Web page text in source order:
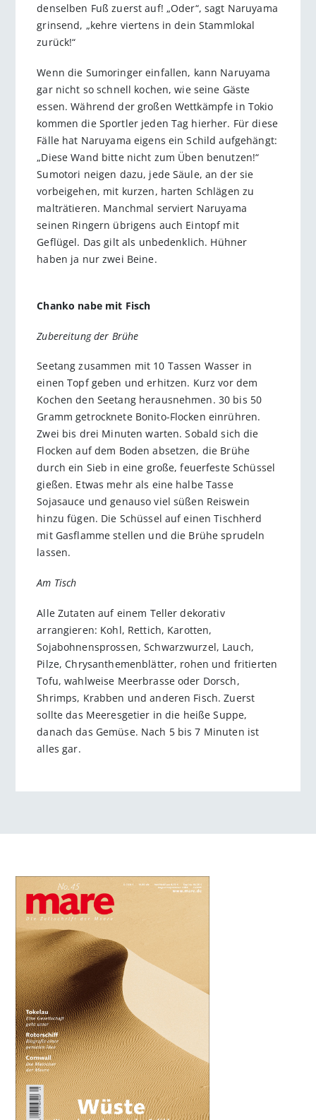
denselben Fuß zuerst auf! „Oder“, sagt Naruyama
grinsend, „kehre viertens in dein Stammlokal
zurück!“
Wenn die Sumoringer einfallen, kann Naruyama
gar nicht so schnell kochen, wie seine Gäste
essen. Während der großen Wettkämpfe in Tokio
kommen die Sportler jeden Tag hierher. Für diese
Fälle hat Naruyama eigens ein Schild aufgehängt:
„Diese Wand bitte nicht zum Üben benutzen!“
Sumotori neigen dazu, jede Säule, an der sie
vorbeigehen, mit kurzen, harten Schlägen zu
malträtieren. Manchmal serviert Naruyama
seinen Ringern übrigens auch Eintopf mit
Geflügel. Das gilt als unbedenklich. Hühner
haben ja nur zwei Beine.
Chanko nabe mit Fisch
Zubereitung der Brühe
Seetang zusammen mit 10 Tassen Wasser in
einen Topf geben und erhitzen. Kurz vor dem
Kochen den Seetang herausnehmen. 30 bis 50
Gramm getrocknete Bonito-Flocken einrühren.
Zwei bis drei Minuten warten. Sobald sich die
Flocken auf dem Boden absetzen, die Brühe
durch ein Sieb in eine große, feuerfeste Schüssel
gießen. Etwas mehr als eine halbe Tasse
Sojasauce und genauso viel süßen Reiswein
hinzu fügen. Die Schüssel auf einen Tischherd
mit Gasflamme stellen und die Brühe sprudeln
lassen.
Am Tisch
Alle Zutaten auf einem Teller dekorativ
arrangieren: Kohl, Rettich, Karotten,
Sojabohnensprossen, Schwarzwurzel, Lauch,
Pilze, Chrysanthemenblätter, rohen und fritierten
Tofu, wahlweise Meerbrasse oder Dorsch,
Shrimps, Krabben und anderen Fisch. Zuerst
sollte das Meeresgetier in die heiße Suppe,
danach das Gemüse. Nach 5 bis 7 Minuten ist
alles gar.